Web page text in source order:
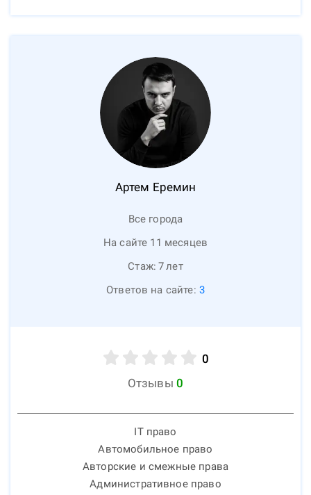
Артем Еремин
Все города
На сайте 11 месяцев
Стаж: 7лет
Ответов на сайте: 3
0
Отзывы 0
IT право
Автомобильное право
Авторские и смежные права
Административное право